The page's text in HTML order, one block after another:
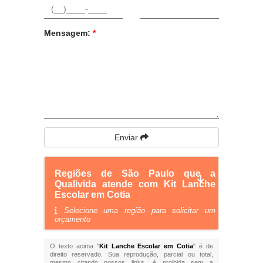
Mensagem: *
Enviar
Regiões de São Paulo que a
Qualivida atende com Kit Lanche
Escolar em Cotia
Selecione uma região para solicitar um
orçamento
O texto acima "Kit Lanche Escolar em Cotia" é de
direito reservado. Sua reprodução, parcial ou total,